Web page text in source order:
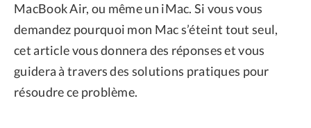
MacBook Air, ou même un iMac. Si vous vous
demandez pourquoi mon Mac s’éteint tout seul,
cet article vous donnera des réponses et vous
guidera à travers des solutions pratiques pour
résoudre ce problème.